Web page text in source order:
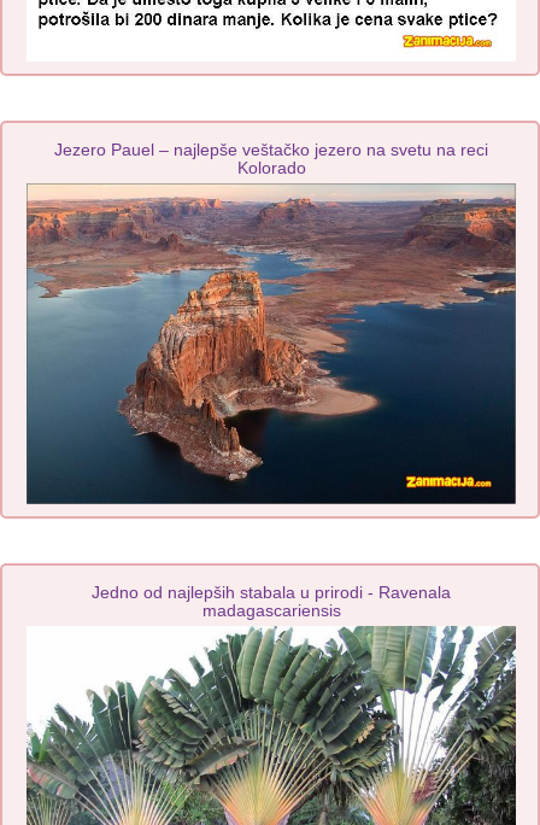
Jezero Pauel – najlepše veštačko jezero na svetu na reci
Kolorado
Jedno od najlepših stabala u prirodi - Ravenala
madagascariensis